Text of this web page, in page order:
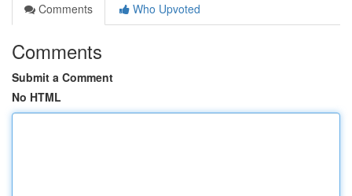
Comments
Who Upvoted
Comments
Submit a Comment
No HTML